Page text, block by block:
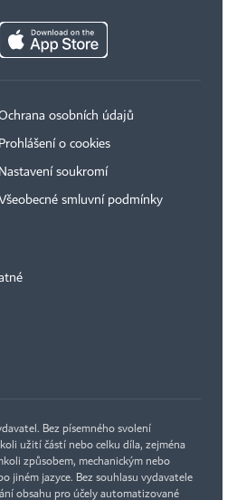
osobních údajů
Prohlášení o cookies
Nastavení soukromí
smluvní podmínky
Bez písemného svolení
užití částí nebo celku díla, zejména
způsobem, mechanickým nebo
jiném jazyce. Bez souhlasu vydavatele
obsahu pro účely automatizované